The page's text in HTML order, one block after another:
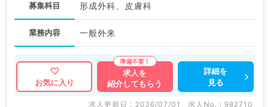
募集科目 形成外科、皮膚科
業務内容 一般外来
お気に入り
求人を
紹介してもらう
詳細を
見る
求人更新日 : 2026/07/01 求人No. : 982710